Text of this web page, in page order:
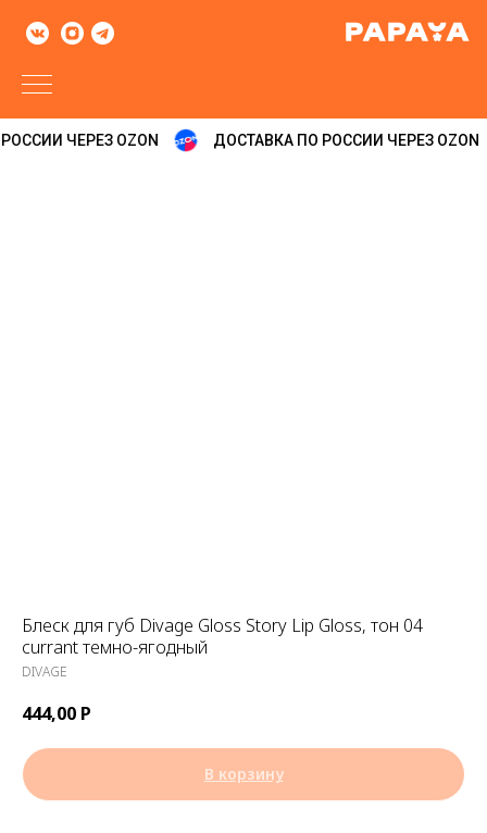
ЧЕРЕЗ OZON ДОСТАВКА ПО РОССИИ ЧЕРЕЗ OZON
Блеск для губ Divage Gloss Story Lip Gloss, тон 04
currant темно-ягодный
DIVAGE
444,00 Р
В корзину